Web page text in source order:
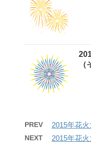
PREV 2015年花
NEXT 2015年花